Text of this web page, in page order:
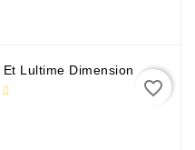
Lultime Dimension
favorite_border